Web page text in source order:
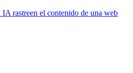
rastreen el contenido de una web